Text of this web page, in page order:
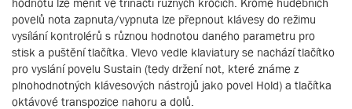
povelů nota zapnuta/vypnuta lze přepnout klávesy do režimu
vysílání kontrolérů s různou hodnotou daného parametru pro
stisk a puštění tlačítka. Vlevo vedle klaviatury se nachází tlačítko
pro vyslání povelu Sustain (tedy držení not, které známe z
plnohodnotných klávesových nástrojů jako povel Hold) a tlačítka
oktávové transpozice nahoru a dolů.